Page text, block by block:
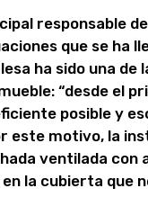
responsable
que se ha
ha sido una
“desde el
posible y
este motivo, la
ventilada con
la cubierta que